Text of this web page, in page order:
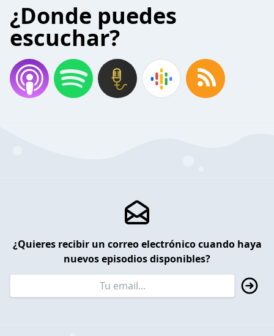
¿Donde puedes
escuchar?
¿Quieres recibir un correo electrónico cuando haya
nuevos episodios disponibles?